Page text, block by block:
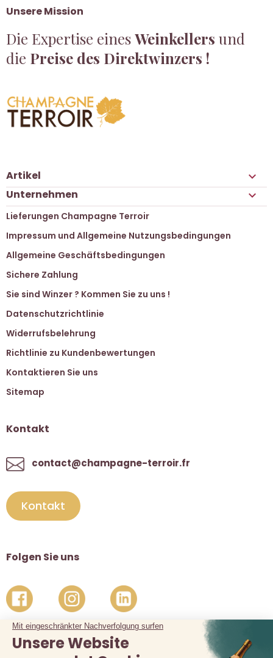
Unsere Mission
Die Expertise einesWeinkellers und
die Preise des Direktwinzers !
Artikel 
Unternehmen 
Lieferungen Champagne Terroir
Impressum und Allgemeine Nutzungsbedingungen
Allgemeine Geschäftsbedingungen
Sichere Zahlung
Sie sind Winzer ? Kommen Sie zu uns !
Datenschutzrichtlinie
Widerrufsbelehrung
Richtlinie zu Kundenbewertungen
Kontaktieren Sie uns
Sitemap
Kontakt
contact@champagne-terroir.fr
Kontakt
Folgen Sie uns